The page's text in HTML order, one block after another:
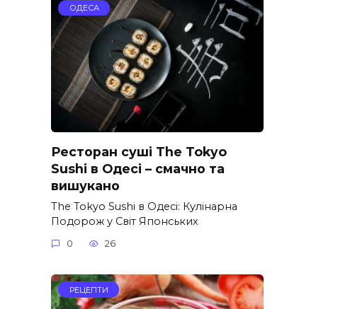
ОДЕСА
Ресторан суші The Tokyo
Sushi в Одесі – смачно та
вишукано
The Tokyo Sushi в Одесі: Кулінарна
Подорож у Світ Японських
0 26
РЕЦЕПТИ